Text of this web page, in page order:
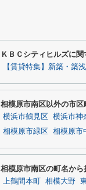
ＫＢＣシティヒルズに
【賃貸特集】新築・築
相模原市南区以外の市区
横浜市鶴見区 横浜市神
相模原市緑区
相模原市
相模原市南区の町名から
上鶴間本町 相模大野